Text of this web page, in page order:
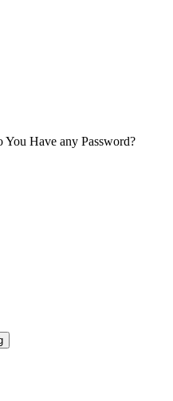
You Have any Password?